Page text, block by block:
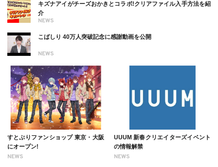
NEWS
キズナアイがチーズおかきとコラボ!クリアファイル入手方法を紹
介
NEWS
こばしり 40万人突破記念に感謝動画を公開
NEWS
すとぷりファンショップ 東京・大阪
にオープン!
NEWS
UUUM 新春クリエイターズイベント
の情報解禁